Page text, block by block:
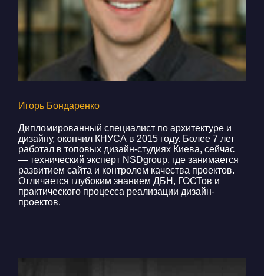
Игорь Бондаренко
Дипломированный специалист по архитектуре и
дизайну, окончил КНУСА в 2015 году. Более 7 лет
работал в топовых дизайн-студиях Киева, сейчас
— технический эксперт NSDgroup, где занимается
развитием сайта и контролем качества проектов.
Отличается глубоким знанием ДБН, ГОСТов и
практического процесса реализации дизайн-
проектов.